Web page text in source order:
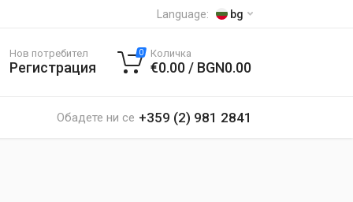
Language: bg
Обадете ни се +359 (2) 981 2841
Нов потребител
Регистрация
0 Количка
€0.00 / BGN0.00